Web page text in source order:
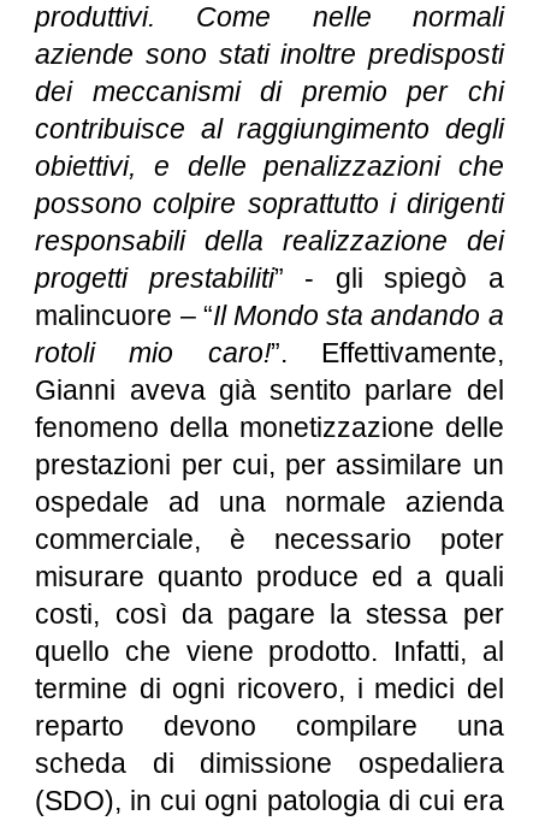
produttivi. Come nelle normali
aziende sono stati inoltre predisposti
dei meccanismi di premio per chi
contribuisce al raggiungimento degli
obiettivi, e delle penalizzazioni che
possono colpire soprattutto i dirigenti
responsabili della realizzazione dei
progetti prestabiliti” - gli spiegò a
malincuore – “Il Mondo sta andando a
rotoli mio caro!”. Effettivamente,
Gianni aveva già sentito parlare del
fenomeno della monetizzazione delle
prestazioni per cui, per assimilare un
ospedale ad una normale azienda
commerciale, è necessario poter
misurare quanto produce ed a quali
costi, così da pagare la stessa per
quello che viene prodotto. Infatti, al
termine di ogni ricovero, i medici del
reparto devono compilare una
scheda di dimissione ospedaliera
(SDO), in cui ogni patologia di cui era